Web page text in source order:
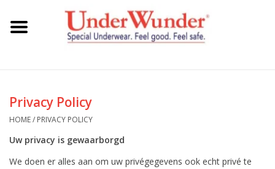
Meisjes
Privacy Policy
HOME/ PRIVACY POLICY
Uw privacy is gewaarborgd
We doen er alles aan om uw privégegevens ook echt privé te